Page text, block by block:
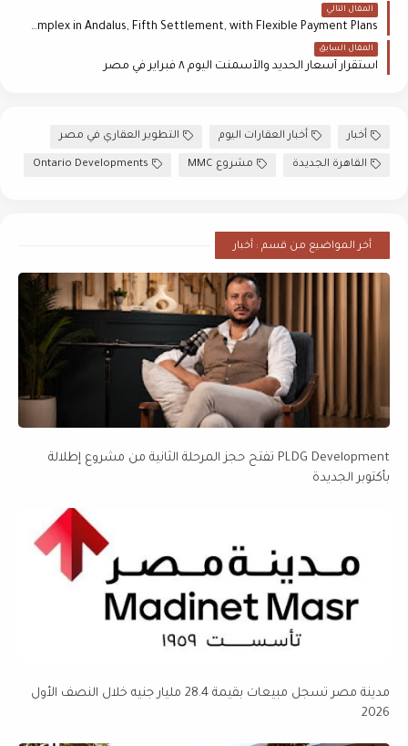
المقال التالي
Ontario Developments Launches MMC – The First Medical Complex in Andalus, Fifth Settlement, with Flexible Payment Plans
المقال السابق
استقرار أسعار الحديد والأسمنت اليوم ٨ فبراير في مصر
أخبار أخبار العقارات اليوم التطوير العقاري في مصر
القاهرة الجديدة مشروع MMC Ontario Developments
أخر المواضيع من قسم : أخبار
PLDG Development تفتح حجز المرحلة الثانية من مشروع إطلالة
بأكتوبر الجديدة
مدينة مصر تسجل مبيعات بقيمة 28.4 مليار جنيه خلال النصف الأول
2026